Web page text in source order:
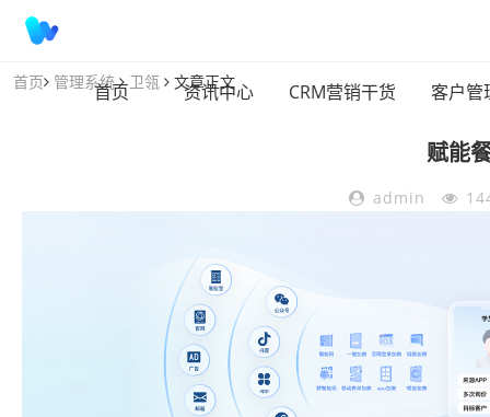
首页 资讯中心 CRM营销干货 客户管
首页 管理系统 卫瓴 文章正文
赋能
admin